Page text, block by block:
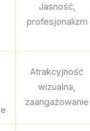
Jasność,
profesjonalizm
Atrakcyjność
wizualna,
zaangażowanie